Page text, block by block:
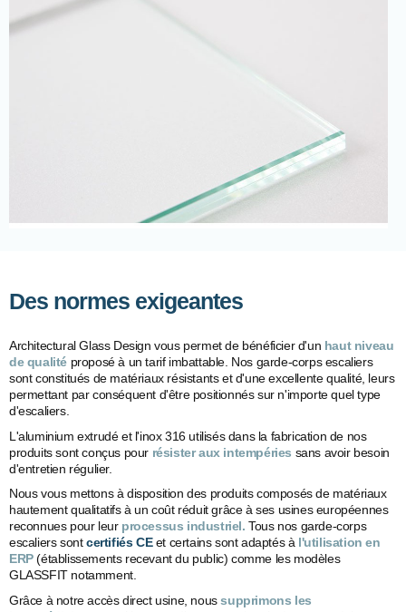
Des normes exigeantes
Architectural Glass Design vous permet de bénéficier d'un haut niveau
de qualité proposé à un tarif imbattable. Nos garde-corps escaliers
sont constitués de matériaux résistants et d'une excellente qualité, leurs
permettant par conséquent d'être positionnés sur n'importe quel type
d'escaliers.
L'aluminium extrudé et l'inox 316 utilisés dans la fabrication de nos
produits sont conçus pour résister aux intempéries sans avoir besoin
d'entretien régulier.
Nous vous mettons à disposition des produits composés de matériaux
hautement qualitatifs à un coût réduit grâce à ses usines européennes
reconnues pour leur processus industriel.Tous nos garde-corps
escaliers sontcertifiés CEet certains sont adaptés à l'utilisation en
ERP(établissements recevant du public) comme les modèles
GLASSFIT notamment.
Grâce à notre accès direct usine, noussupprimons les